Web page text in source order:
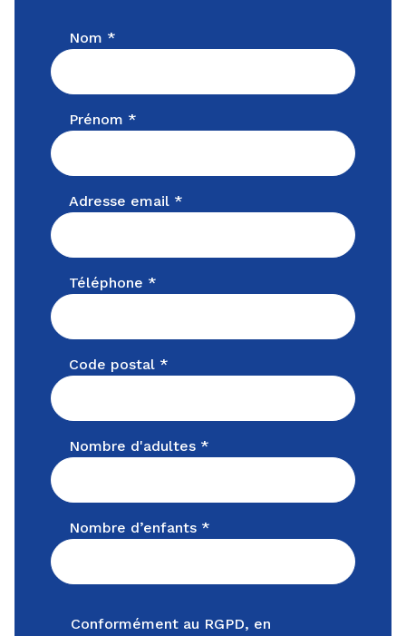
Nom *
Prénom *
Adresse email *
Téléphone *
Code postal *
Nombre d'adultes *
Nombre d’enfants *
Conformément au RGPD, en